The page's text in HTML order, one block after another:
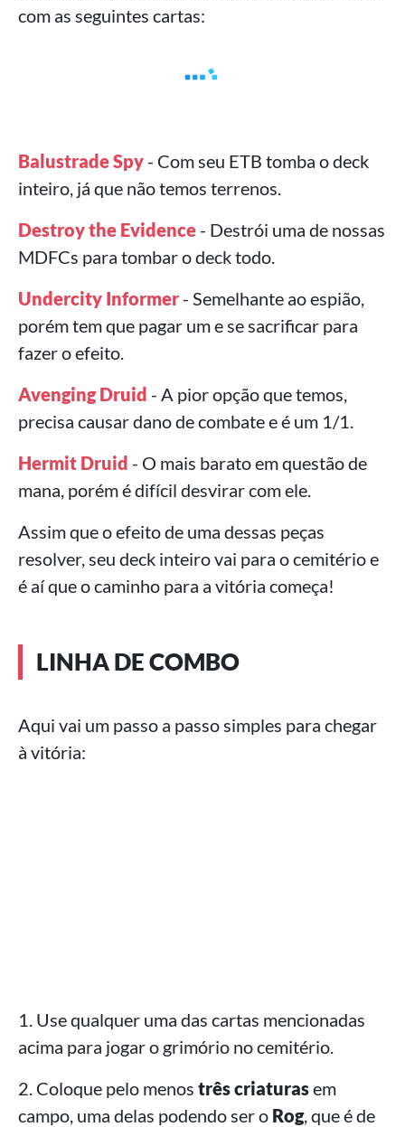
com as seguintes cartas:
Balustrade Spy - Com seu ETB tomba o deck
inteiro, já que não temos terrenos.
Destroy the Evidence - Destrói uma de nossas
MDFCs para tombar o deck todo.
Undercity Informer - Semelhante ao espião,
porém tem que pagar um e se sacrificar para
fazer o efeito.
Avenging Druid - A pior opção que temos,
precisa causar dano de combate e é um 1/1.
Hermit Druid - O mais barato em questão de
mana, porém é difícil desvirar com ele.
Assim que o efeito de uma dessas peças
resolver, seu deck inteiro vai para o cemitério e
é aí que o caminho para a vitória começa!
LINHA DE COMBO
Aqui vai um passo a passo simples para chegar
à vitória:
1. Use qualquer uma das cartas mencionadas
acima para jogar o grimório no cemitério.
2. Coloque pelo menos três criaturasem
campo, uma delas podendo ser o Rog, que é de